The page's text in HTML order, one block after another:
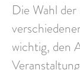
Die Wahl
wichtig, den
Veranstaltung